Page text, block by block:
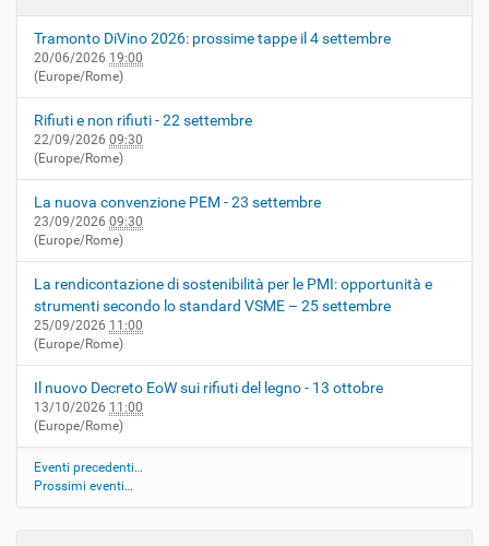
Tramonto DiVino 2026: prossime tappe il 4 settembre
20/06/2026 19:00
(Europe/Rome)
Rifiuti e non rifiuti - 22 settembre
22/09/2026 09:30
(Europe/Rome)
La nuova convenzione PEM - 23 settembre
23/09/2026 09:30
(Europe/Rome)
La rendicontazione di sostenibilità per le PMI: opportunità e
strumenti secondo lo standard VSME – 25 settembre
25/09/2026 11:00
(Europe/Rome)
Il nuovo Decreto EoW sui rifiuti del legno - 13 ottobre
13/10/2026 11:00
(Europe/Rome)
Eventi precedenti…
Prossimi eventi…